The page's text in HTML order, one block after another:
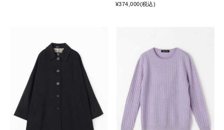
¥374,000(税込)